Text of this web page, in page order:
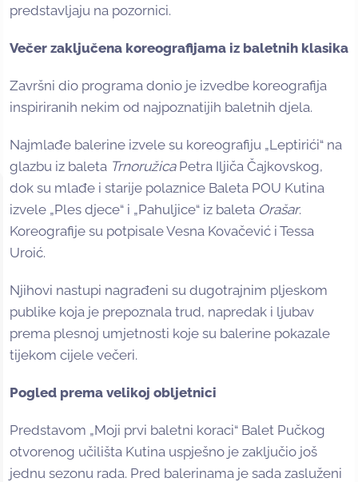
predstavljaju na pozornici.
Večer zaključena koreografijama iz baletnih klasika
Završni dio programa donio je izvedbe koreografija
inspiriranih nekim od najpoznatijih baletnih djela.
Najmlađe balerine izvele su koreografiju „Leptirići“ na
glazbu iz baleta TrnoružicaPetra Iljiča Čajkovskog,
dok su mlađe i starije polaznice Baleta POU Kutina
izvele „Ples djece“ i „Pahuljice“ iz baleta Orašar.
Koreografije su potpisale Vesna Kovačević i Tessa
Uroić.
Njihovi nastupi nagrađeni su dugotrajnim pljeskom
publike koja je prepoznala trud, napredak i ljubav
prema plesnoj umjetnosti koje su balerine pokazale
tijekom cijele večeri.
Pogled prema velikoj obljetnici
Predstavom „Moji prvi baletni koraci“ Balet Pučkog
otvorenog učilišta Kutina uspješno je zaključio još
jednu sezonu rada. Pred balerinama je sada zasluženi